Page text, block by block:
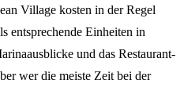
Village kosten in der Regel
entsprechende Einheiten in
und das Restaurant-
wer die meiste Zeit bei der